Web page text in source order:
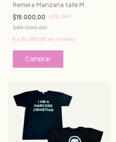
Remera Manzana talle M
$15.000,00 -63% OFF
$40.000,00
6 x $2.500,00 sin interés